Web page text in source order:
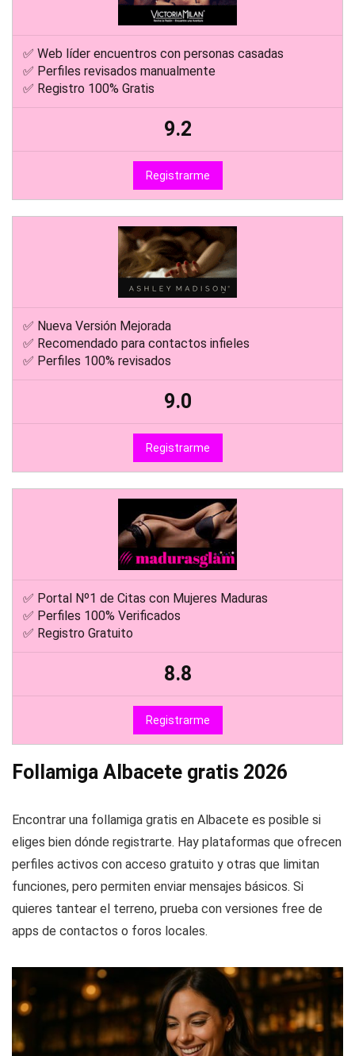
✅ Web líder encuentros con personas casadas
✅ Perfiles revisados manualmente
✅ Registro 100% Gratis
9.2
Registrarme
✅ Nueva Versión Mejorada
✅ Recomendado para contactos infieles
✅ Perfiles 100% revisados
9.0
Registrarme
✅ Portal Nº1 de Citas con Mujeres Maduras
✅ Perfiles 100% Verificados
✅ Registro Gratuito
8.8
Registrarme
Follamiga Albacete gratis 2026
Encontrar una follamiga gratis en Albacete es posible si
eliges bien dónde registrarte. Hay plataformas que ofrecen
perfiles activos con acceso gratuito y otras que limitan
funciones, pero permiten enviar mensajes básicos. Si
quieres tantear el terreno, prueba con versiones free de
apps de contactos o foros locales.